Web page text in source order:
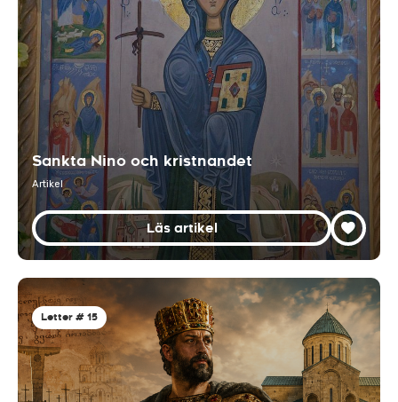
Sankta Nino och kristnandet
Artikel
Läs artikel
Letter # 15